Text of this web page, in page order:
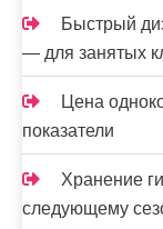
Быстрый
— для занятых
Цена
показатели
Хранение
следующему